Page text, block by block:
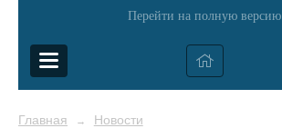
Перейти на полную версию
Главная → Новости